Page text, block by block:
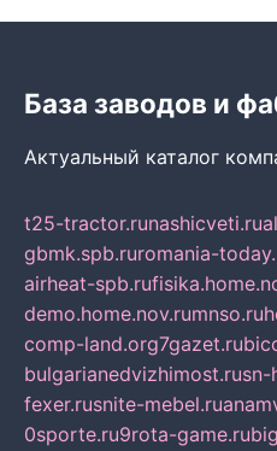
База заводов и
Актуальный каталог
t25-tractor.runashicveti.ru
gbmk.spb.ruromania-
airheat-spb.ru
demo.home.nov.rumnso.ru
comp-land.org7gazet.ru
bulgarianedvizhimost.rusn-
fexer.rusnite-mebel.ru
0sporte.ru9rota-game.ru